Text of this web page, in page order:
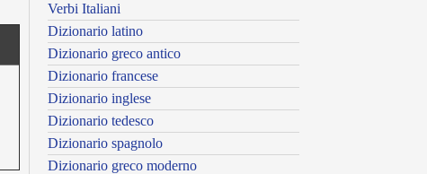
Verbi Italiani
Dizionario latino
Dizionario greco antico
Dizionario francese
Dizionario inglese
Dizionario tedesco
Dizionario spagnolo
Dizionario greco moderno